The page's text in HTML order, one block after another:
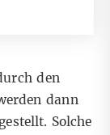
den
dann
Solche